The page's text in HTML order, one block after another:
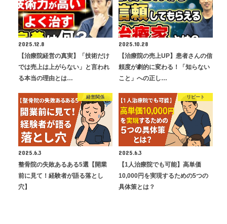
2025.12.8
【治療院経営の真実】「技術だけ
では売上は上がらない」と言われ
る本当の理由とは…
2025.10.28
【治療院の売上UP】患者さんの信
頼度が劇的に変わる！「知らない
こと」への正し…
経営関係
2025.6.3
整骨院の失敗あるある5選【開業
前に見て！経験者が語る落とし
穴】
リピート
2025.6.3
【1人治療院でも可能】高単価
10,000円を実現するための5つの
具体策とは？